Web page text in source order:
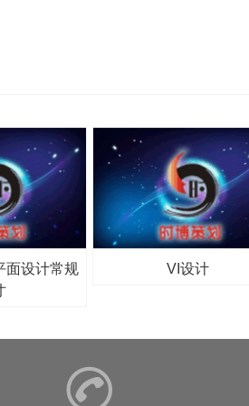
面设计常规
VI设计